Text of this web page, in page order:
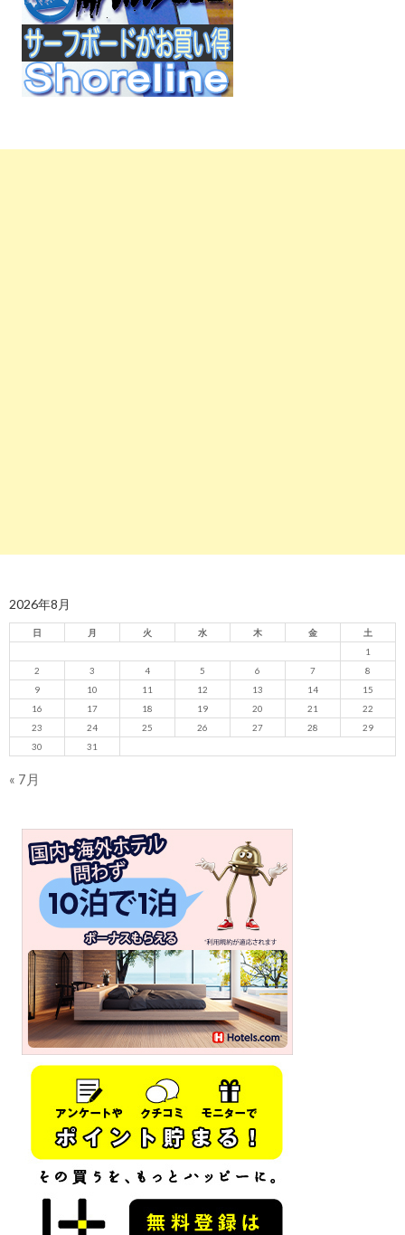
2026年8月
日 月 火 水 木 金
土
1
2
3 4 5 6 7
8
9
10 11 12 13 14
15
16
17 18 19 20 21
22
23
24 25 26 27 28
29
30
31
« 7月